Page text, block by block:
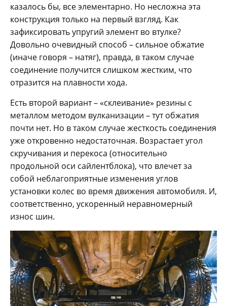
казалось бы, все элементарно. Но несложна эта
конструкция только на первый взгляд. Как
зафиксировать упругий элемент во втулке?
Довольно очевидный способ – сильное обжатие
(иначе говоря – натяг), правда, в таком случае
соединение получится слишком жестким, что
отразится на плавности хода.
Есть второй вариант – «склеивание» резины с
металлом методом вулканизации – тут обжатия
почти нет. Но в таком случае жесткость соединения
уже откровенно недостаточная. Возрастает угол
скручивания и перекоса (относительно
продольной оси сайлентблока), что влечет за
собой неблагоприятные изменения углов
установки колес во время движения автомобиля. И,
соответственно, ускоренный неравномерный
износ шин.